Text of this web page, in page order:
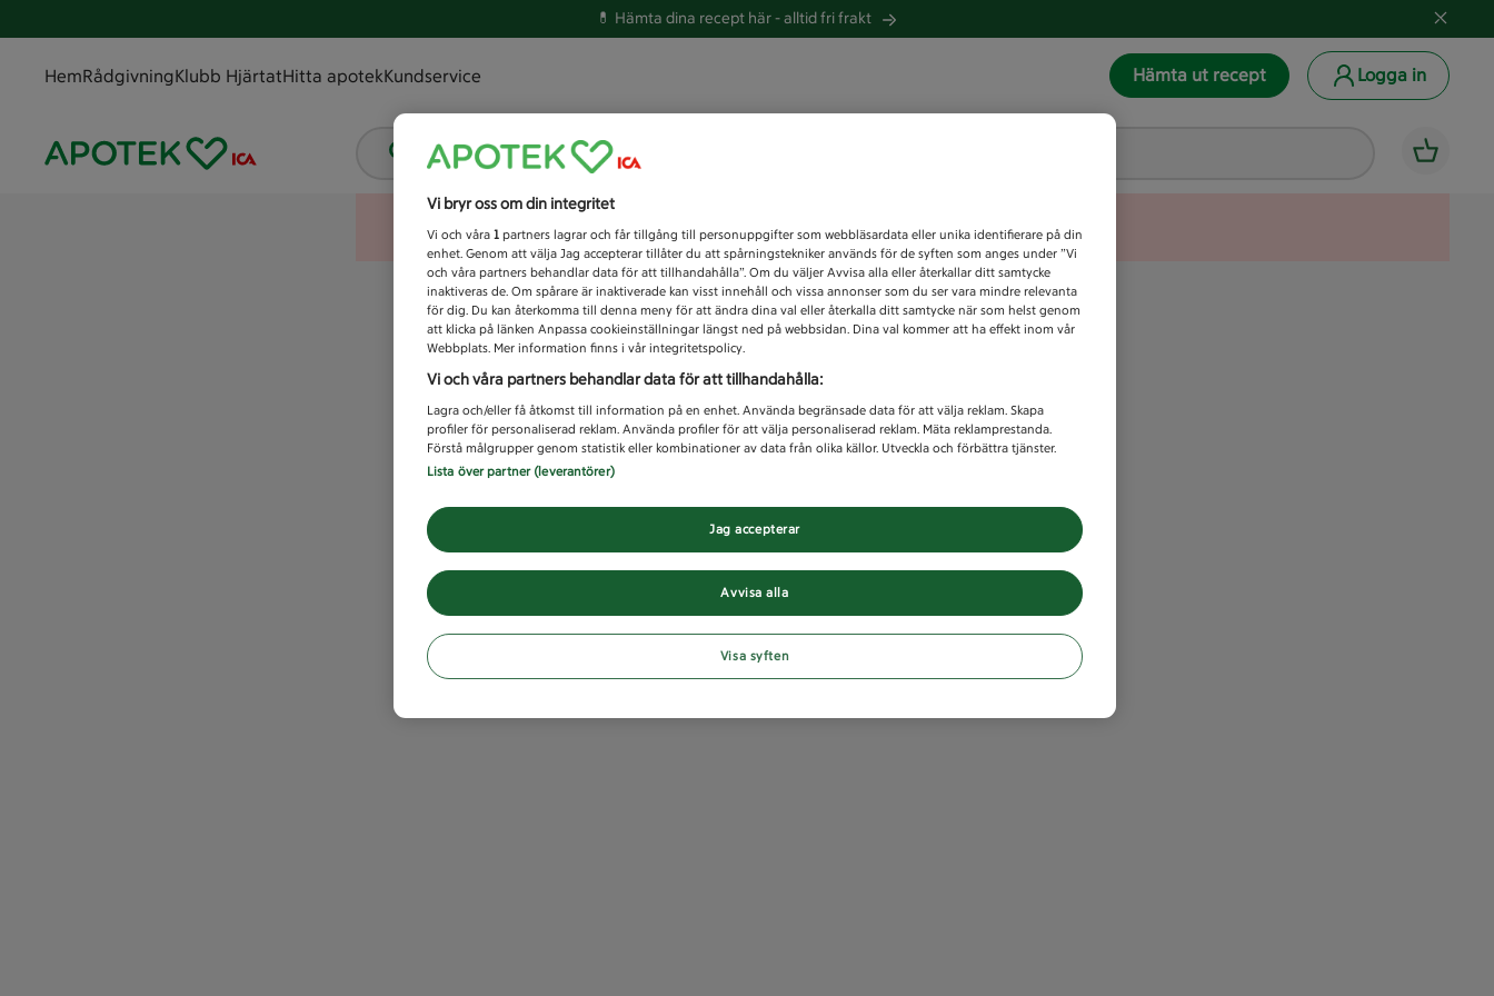
💊 Hämta dina recept här -alltid fri frakt
HemRådgivningKlubb HjärtatHitta apotekKundservice Hämta ut recept Logga in
Vad letar du efter idag?
Unknown error
Vi bryr oss om din integritet
Vi och våra 1 partners lagrar och får tillgång till personuppgifter som webbläsardata eller unika identifierare på din
enhet. Genom att välja Jag accepterar tillåter du att spårningstekniker används för de syften som anges under ”Vi
och våra partners behandlar data för att tillhandahålla”. Om du väljer Avvisa alla eller återkallar ditt samtycke
inaktiveras de. Om spårare är inaktiverade kan visst innehåll och vissa annonser som du ser vara mindre relevanta
för dig. Du kan återkomma till denna meny för att ändra dina val eller återkalla ditt samtycke när som helst genom
att klicka på länken Anpassa cookieinställningar längst ned på webbsidan. Dina val kommer att ha effekt inom vår
Webbplats. Mer information finns i vår integritetspolicy.
Vi och våra partners behandlar data för att tillhandahålla:
Lagra och/eller få åtkomst till information på en enhet. Använda begränsade data för att välja reklam. Skapa
profiler för personaliserad reklam. Använda profiler för att välja personaliserad reklam. Mäta reklamprestanda.
Förstå målgrupper genom statistik eller kombinationer av data från olika källor. Utveckla och förbättra tjänster.
Lista över partner (leverantörer)
Avvisa alla
Jag accepterar
Visa syften